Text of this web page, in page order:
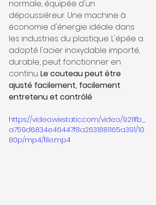
normale, équipée d'un
dépoussiéreur. Une machine à
économie d'énergie idéale dans
les industries du plastique. L'épée a
adopté l'acier inoxydable importé,
durable, peut fonctionner en
continu. Le couteau peut être
ajusté facilement, facilement
entretenu et contrôlé
https://video.wixstatic.com/video/9211fb_
a759d6834e46447f8a2631881165a391/10
80p/mp4/file.mp4